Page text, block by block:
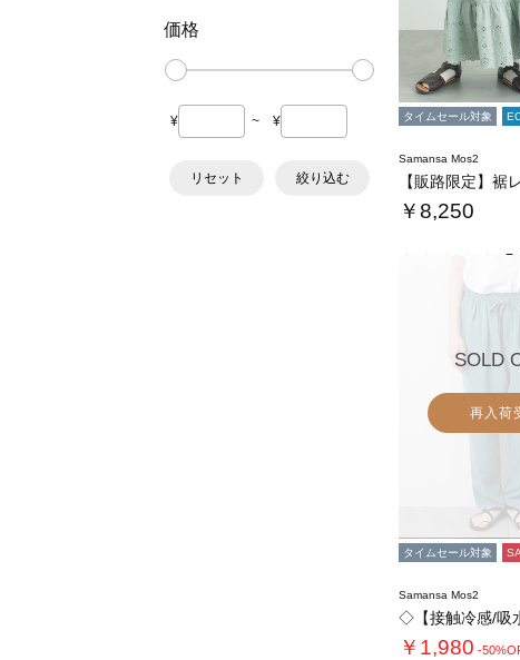
価格
¥ ~ ¥
リセット 絞り込む
タイムセール対象
Samansa Mos2
￥8,250
SOLD
再入荷
タイムセール対象
Samansa Mos2
￥1,980 -